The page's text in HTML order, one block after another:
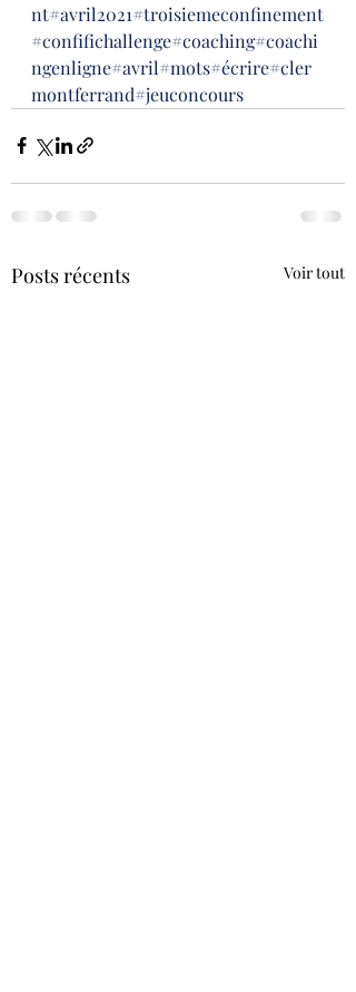
nt#avril2021#troisiemeconfinement
#confifichallenge#coaching#coachi
ngenligne#avril#mots#écrire#cler
montferrand#jeuconcours
Posts récents Voir tout